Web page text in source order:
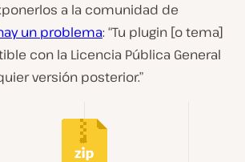
a la comunidad de
un problema: “Tu plugin [o tema]
con la Licencia Pública General
versión posterior.”